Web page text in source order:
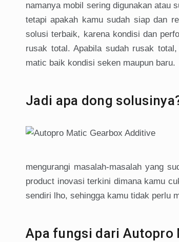
namanya mobil sering digunakan atau
tetapi apakah kamu sudah siap dan
solusi terbaik, karena kondisi dan
rusak total. Apabila sudah rusak
matic baik kondisi seken maupun baru.
Jadi apa dong
mengurangi masalah-masalah yang
product inovasi terkini dimana kamu
sendiri lho, sehingga kamu tidak perlu
Apa fungsi dari Autopro